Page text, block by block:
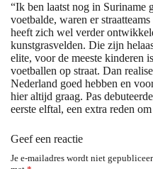
“Ik ben laatst nog in Suriname
voetbalde, waren er
heeft zich wel verder
kunstgrasvelden. Die zijn
elite, voor de meeste kinderen
voetballen op straat. Dan
Nederland goed hebben en
hier altijd graag. Pas
eerste elftal, een extra reden
Geef een reactie
Je e-mailadres wordt niet